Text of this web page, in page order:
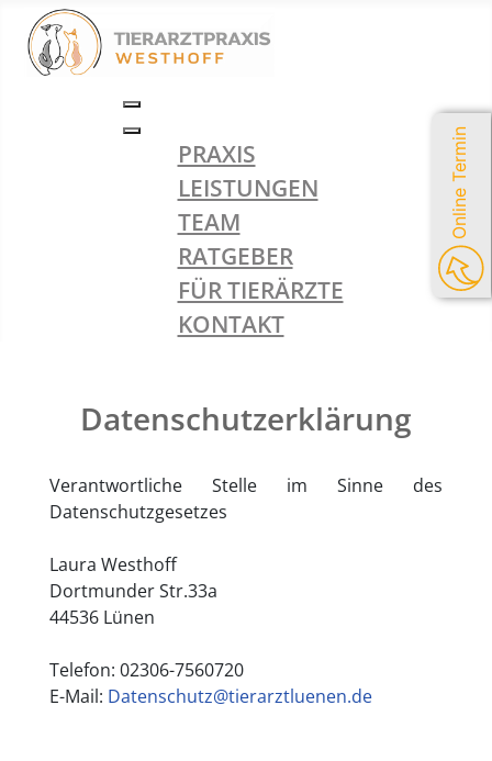
Online Termin
PRAXIS
LEISTUNGEN
TEAM
RATGEBER
FÜR TIERÄRZTE
KONTAKT
Datenschutzerklärung
Verantwortliche Stelle im Sinne des
Datenschutzgesetzes
Laura Westhoff
Dortmunder Str.33a
44536 Lünen
Telefon: 02306-7560720
E-Mail: Datenschutz@tierarztluenen.de